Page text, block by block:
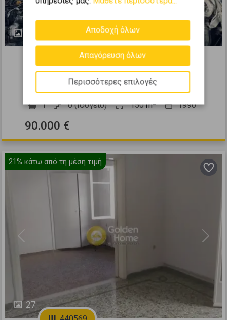
479732
Αποθήκη 150τ.μ. προς πώληση
Νέος Κόσμος - Κέντρο
1
0 (Ισόγειο) 150m2 1990
90.000 €
21% κάτω από τη μέση τιμή
27
Previous Next
Αποδοχή όλων
Απαγόρευση όλων
Περισσότερες επιλογές